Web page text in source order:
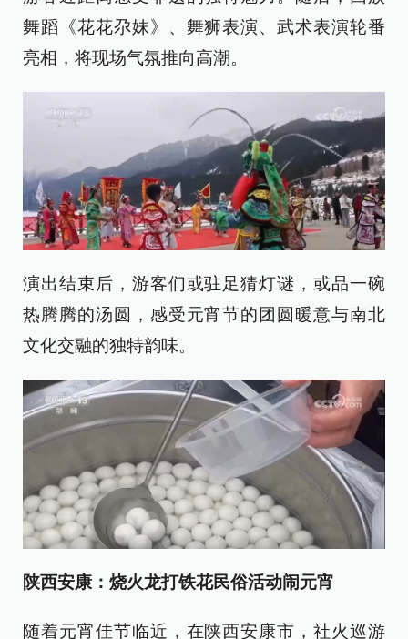
舞蹈《花花尕妹》、舞狮表演、武术表演轮番
亮相，将现场气氛推向高潮。
演出结束后，游客们或驻足猜灯谜，或品一碗
热腾腾的汤圆，感受元宵节的团圆暖意与南北
文化交融的独特韵味。
陕西安康：烧火龙打铁花民俗活动闹元宵
随着元宵佳节临近，在陕西安康市，社火巡游